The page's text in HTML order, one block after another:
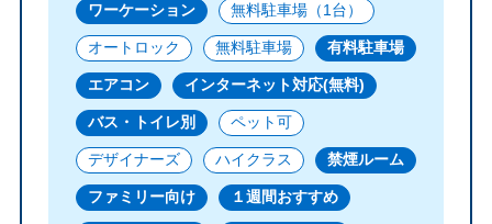
ワーケーション 無料駐車場（1台）
オートロック 無料駐車場 有料駐車場
エアコン インターネット対応(無料)
バス・トイレ別 ペット可
デザイナーズ ハイクラス 禁煙ルーム
ファミリー向け １週間おすすめ